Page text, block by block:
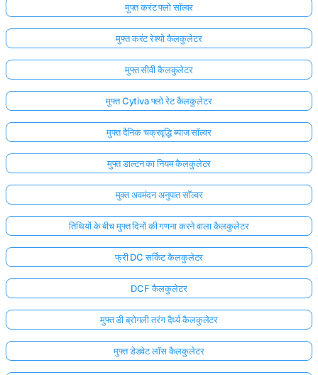
मुफ्त करंट फ्लो सॉल्वर
मुफ्त करंट रेश्यो कैलकुलेटर
मुफ्त सीवी कैलकुलेटर
मुफ्त Cytiva फ्लो रेट कैलकुलेटर
मुफ्त दैनिक चक्रवृद्धि ब्याज सॉल्वर
मुफ्त डाल्टन का नियम कैलकुलेटर
मुक्त अवमंदन अनुपात सॉल्वर
तिथियों के बीच मुफ्त दिनों की गणना करने वाला कैलकुलेटर
फ्री DC सर्किट कैलकुलेटर
DCF कैलकुलेटर
मुफ्त डी ब्रोगली तरंग दैर्ध्य कैलकुलेटर
मुफ्त डेडवेट लॉस कैलकुलेटर